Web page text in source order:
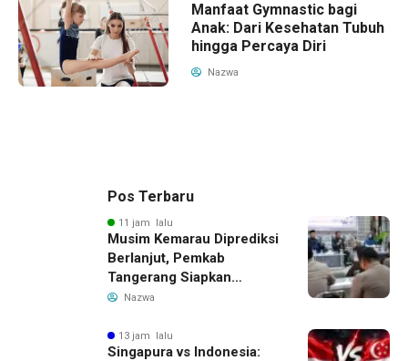
Manfaat Gymnastic bagi
Anak: Dari Kesehatan Tubuh
hingga Percaya Diri
Nazwa
Pos Terbaru
11 jam lalu
Musim Kemarau Diprediksi
Berlanjut, Pemkab
Tangerang Siapkan
Langkah Antisipasi Krisis
Nazwa
13 jam lalu
Singapura vs Indonesia: